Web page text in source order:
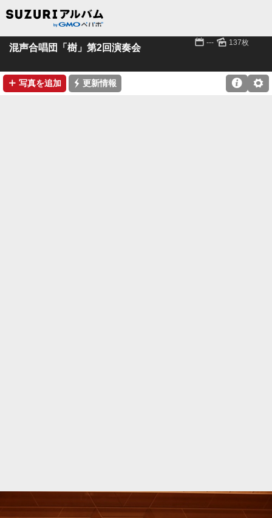
混声合唱団「樹」第2回演奏会 📅 --- 🌄 137枚
➕ 写真を追加 ⚡ 更新情報 ⚙
